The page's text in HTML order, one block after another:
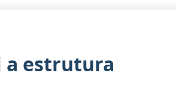
a estrutura